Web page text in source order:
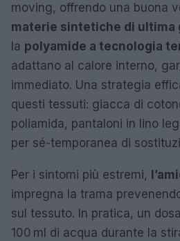
moving, offrendo una buona
materie sintetiche di ultima
la polyamide a tecnologia
adattano al calore interno,
immediato. Una strategia
questi tessuti: giacca di
poliamida, pantaloni in lino
per sé-temporanea di
Per i sintomi più estremi,
impregna la trama
sul tessuto. In pratica, un
100 ml di acqua durante la